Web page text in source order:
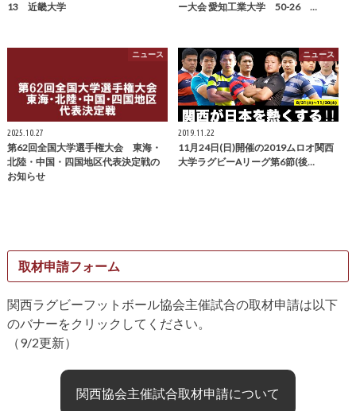
13 近畿大学 ー大会 愛知工業大学 50-26 …
ニュース
2025.10.27
第62回全国大学選手権大会 東海・
北陸・中国・四国地区代表決定戦の
お知らせ
ニュース
2019.11.22
11月24日(日)開催の2019ムロオ関西
大学ラグビーAリーグ第6節(後…
取材申請フォーム
関西ラグビーフットボール協会主催試合の取材申請は以下
のバナーをクリックしてください。
（9/2更新）
関西協会主催試合取材申請について